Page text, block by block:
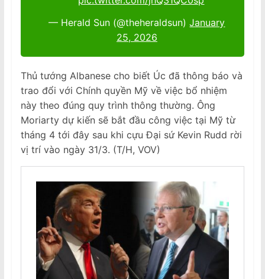
— Herald Sun (@theheraldsun)January
25, 2026
Thủ tướng Albanese cho biết Úc đã thông báo và
trao đổi với Chính quyền Mỹ về việc bổ nhiệm
này theo đúng quy trình thông thường. Ông
Moriarty dự kiến sẽ bắt đầu công việc tại Mỹ từ
tháng 4 tới đây sau khi cựu Đại sứ Kevin Rudd rời
vị trí vào ngày 31/3. (T/H, VOV)